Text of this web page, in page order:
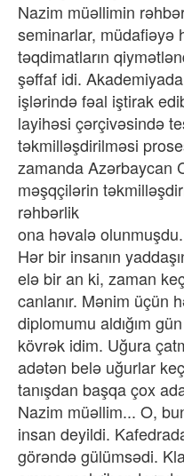
Nazim müəllimin
seminarlar, müdafiəyə
təqdimatların
şəffaf idi.
işlərində fəal iştirak
layihəsi çərçivəsində
təkmilləşdirilməsi
zamanda Azərbaycan
məşqçilərin
rəhbərlik
ona həvalə olunmuşdu.
Hər bir insanın
elə bir an ki, zaman
canlanır. Mənim üçün
diplomumu aldığım
kövrək idim. Uğura
adətən belə uğurlar
tanışdan başqa çox
Nazim müəllim... O,
insan deyildi.
görəndə gülümsədi.